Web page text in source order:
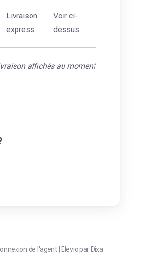
Livraison
express
Voir ci-
dessus
affichés au moment
de l'agent| Elevio par Dixa